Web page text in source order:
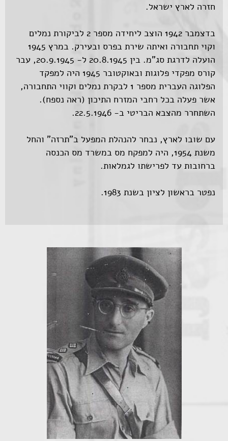
חזרה לארץ ישראל.
בדצמבר 1942 הוצב ליחידה מספר 2 לביקורת נמלים
וקוי תחבורה ואיתה שירת בפרס ובעירק. במרץ 1945
הועלה לדרגת סג"מ. בין 20.8.1945 ל- 20.9.1945, עבר
קורס מפקדי פלוגות ובאוקטובר 1945 היה למפקד
הפלוגה העברית מספר 1 לבקרת נמלים וקווי התחבורה,
אשר פעלה בכל רחבי המזרח התיכון (ראה נספח).
השתחרר מהצבא הבריטי ב- 22.5.1946.
עם שובו לארץ, נבחר להנהלת המפעל ב"תרזה" והחל
משנת 1954, היה למפקח מס במשרד מס הכנסה
ברחובות עד לפרישתו לגמלאות.
נפטר בראשון לציון בשנת 1983.